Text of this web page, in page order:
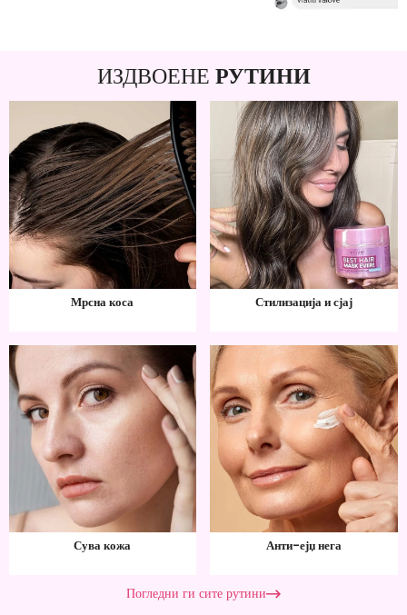
ИЗДВОЕНЕ РУТИНИ
Мрсна коса Стилизација и сјај
Сува кожа Анти-ејџ нега
Погледни ги сите рутини